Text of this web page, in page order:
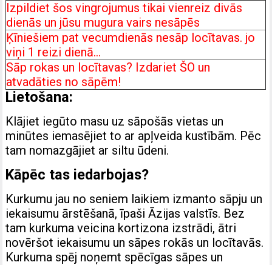
Izpildiet šos vingrojumus tikai vienreiz divās
dienās un jūsu mugura vairs nesāpēs
Ķīniešiem pat vecumdienās nesāp locītavas. jo
viņi 1 reizi dienā…
Sāp rokas un locītavas? Izdariet ŠO un
atvadāties no sāpēm!
Lietošana:
Klājiet iegūto masu uz sāpošās vietas un
minūtes iemasējiet to ar apļveida kustībām. Pēc
tam nomazgājiet ar siltu ūdeni.
Kāpēc tas iedarbojas?
Kurkumu jau no seniem laikiem izmanto sāpju un
iekaisumu ārstēšanā, īpaši Āzijas valstīs. Bez
tam kurkuma veicina kortizona izstrādi, ātri
novēršot iekaisumu un sāpes rokās un locītavās.
Kurkuma spēj noņemt spēcīgas sāpes un